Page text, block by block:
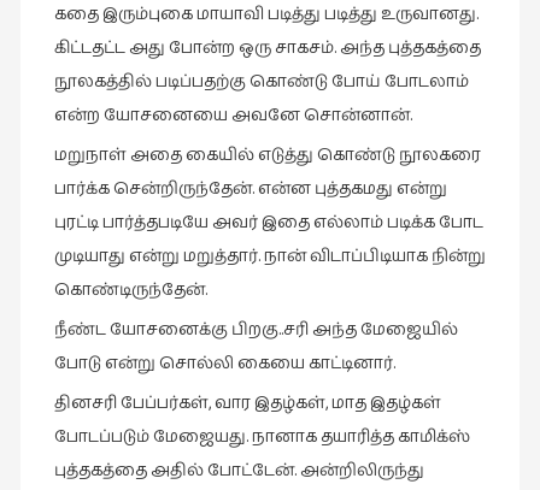
காந்தியின்
காலைக்
குறிப்புகள்
குறும்படம்
குற்றமுகங்கள்
கதை இரும்புகை மாயாவி படித்து படித்து உருவானது.
கிட்டதட்ட அது போன்ற ஒரு சாகசம். அந்த புத்தகத்தை
நூலகத்தில் படிப்பதற்கு கொண்டு போய் போடலாம்
என்ற யோசனையை அவனே சொன்னான்.
மறுநாள் அதை கையில் எடுத்து கொண்டு நூலகரை
பார்க்க சென்றிருந்தேன். என்ன புத்தகமது என்று
புரட்டி பார்த்தபடியே அவர் இதை எல்லாம் படிக்க போட
முடியாது என்று மறுத்தார். நான் விடாப்பிடியாக நின்று
கொண்டிருந்தேன்.
நீண்ட யோசனைக்கு பிறகு..சரி அந்த மேஜையில்
போடு என்று சொல்லிகையை காட்டினார்.
தினசரி பேப்பர்கள், வார இதழ்கள், மாத இதழ்கள்
போடப்படும் மேஜையது. நானாக தயாரித்த காமிக்ஸ்
புத்தகத்தை அதில் போட்டேன். அன்றிலிருந்து